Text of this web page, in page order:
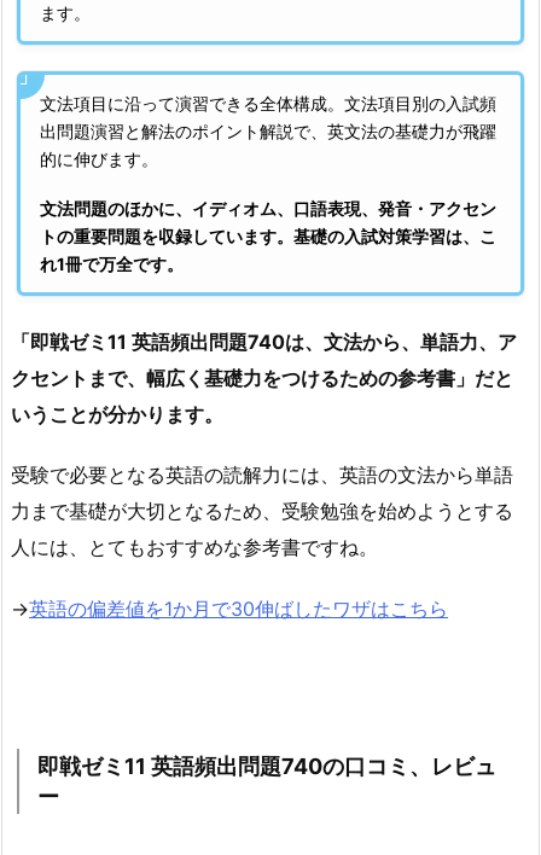
ます。
文法項目に沿って演習できる全体構成。文法項目別の入試頻
出問題演習と解法のポイント解説で、英文法の基礎力が飛躍
的に伸びます。
文法問題のほかに、イディオム、口語表現、発音・アクセン
トの重要問題を収録しています。基礎の入試対策学習は、こ
れ1冊で万全です。
「即戦ゼミ11 英語頻出問題740は、文法から、単語力、ア
クセントまで、幅広く基礎力をつけるための参考書」だと
いうことが分かります。
受験で必要となる英語の読解力には、英語の文法から単語
力まで基礎が大切となるため、受験勉強を始めようとする
人には、とてもおすすめな参考書ですね。
→英語の偏差値を1か月で30伸ばしたワザはこちら
即戦ゼミ11 英語頻出問題740の口コミ、レビュ
ー